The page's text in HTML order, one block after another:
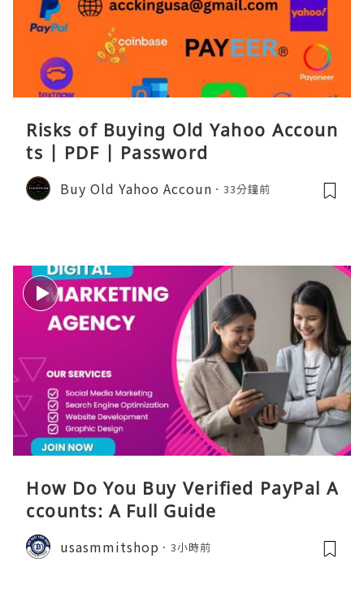
Risks of Buying Old Yahoo Accoun
ts | PDF | Password
Buy Old Yahoo Accoun 33分鐘前
How Do You Buy Verified PayPal A
ccounts: A Full Guide
usasmmitshop 3小時前